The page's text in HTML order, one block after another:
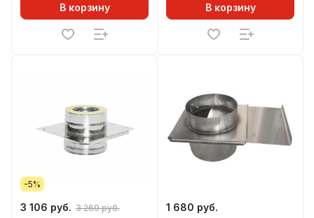
В корзину В корзину
-5%
3 106 руб. 3 269 руб.
1 680 руб.